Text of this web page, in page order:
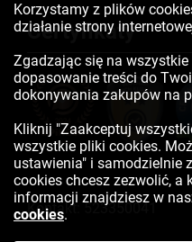
Certyfikaty
Kontakt:523350041
Korzystamy z plików
działanie strony
Zgadzając się na
dopasowanie treści do
dokonywania zakupów na
Kliknij "Zaakceptuj
wszystkie pliki cookies.
ustawienia" i samodzielnie
cookies chcesz zezwolić, a
informacji znajdziesz w
cookies.